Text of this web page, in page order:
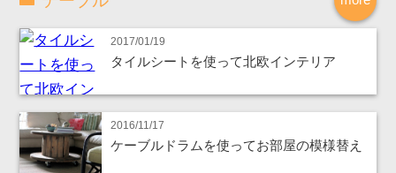
2017/01/19
タイルシートを使って北欧インテリア
2016/11/17
ケーブルドラムを使ってお部屋の模様替え